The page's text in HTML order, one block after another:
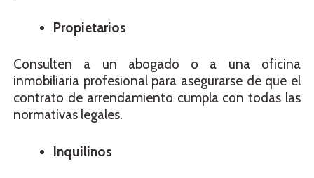
Propietarios
Consulten a un abogado o a una oficina
inmobiliaria profesional para asegurarse de que el
contrato de arrendamiento cumpla con todas las
normativas legales.
Inquilinos